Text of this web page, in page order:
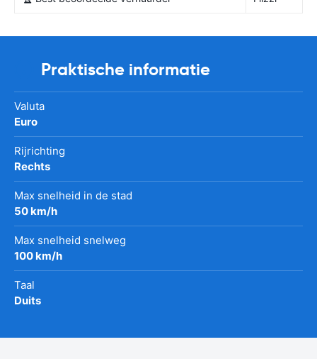
Praktische informatie
Valuta
Euro
Rijrichting
Rechts
Max snelheid in de stad
50 km/h
Max snelheid snelweg
100 km/h
Taal
Duits